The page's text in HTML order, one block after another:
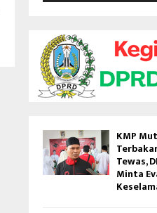
e
o
KMP
Tewas,
Minta